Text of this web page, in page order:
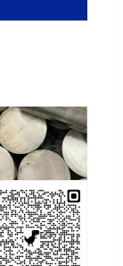
vật liệu,
tăng độ
dễ dàng
bị nứt.
các ứng
phápnhiệt